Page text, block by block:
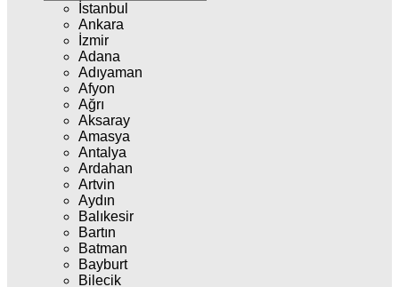
İstanbul
Ankara
İzmir
Adana
Adıyaman
Afyon
Ağrı
Aksaray
Amasya
Antalya
Ardahan
Artvin
Aydın
Balıkesir
Bartın
Batman
Bayburt
Bilecik